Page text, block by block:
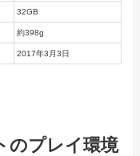
32GB
約398g
2017年3月3日
のプレイ環境